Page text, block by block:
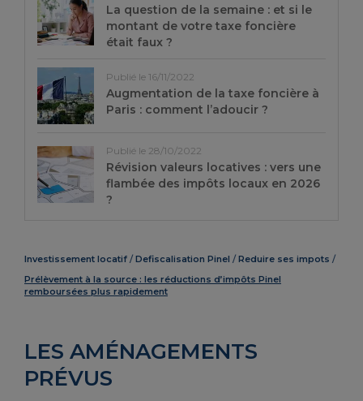
Investissement locatif Defiscalisation Pinel
Reduire ses impots
Prélèvement à la source : les réductions d’impôts Pinel
remboursées plus rapidement
LES AMÉNAGEMENTS
PRÉVUS
La question de la semaine : et si le
montant de votre taxe foncière
était faux ?
Publié le 16/11/2022
Augmentation de la taxe foncière à
Paris : comment l’adoucir ?
Publié le 28/10/2022
Révision valeurs locatives : vers une
flambée des impôts locaux en 2026
?